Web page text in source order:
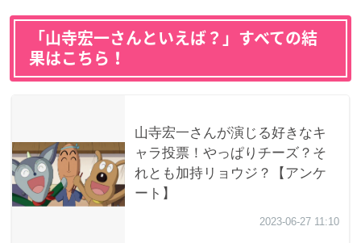
「山寺宏一さんといえば？」すべての結
果はこちら！